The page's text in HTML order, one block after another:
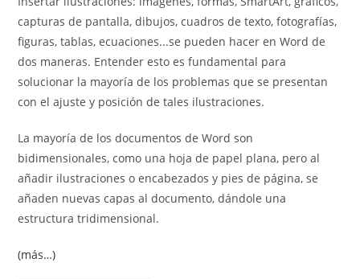
capturas de pantalla, dibujos, cuadros de texto, fotografías,
figuras, tablas, ecuaciones...se pueden hacer en Word de
dos maneras. Entender esto es fundamental para
solucionar la mayoría de los problemas que se presentan
con el ajuste y posición de tales ilustraciones.
La mayoría de los documentos de Word son
bidimensionales, como una hoja de papel plana, pero al
añadir ilustraciones o encabezados y pies de página, se
añaden nuevas capas al documento, dándole una
estructura tridimensional.
(más…)